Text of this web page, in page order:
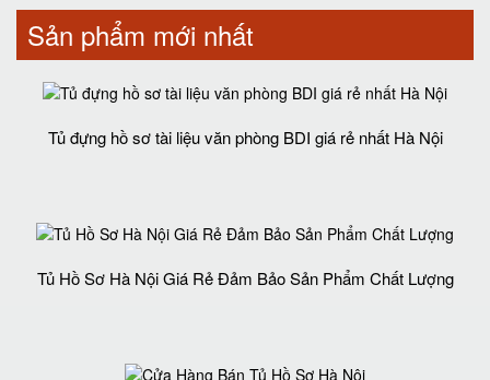
Sản phẩm mới nhất
Tủ đựng hồ sơ tài liệu văn phòng BDI giá rẻ nhất Hà Nội
Tủ Hồ Sơ Hà Nội Giá Rẻ Đảm Bảo Sản Phẩm Chất Lượng‎